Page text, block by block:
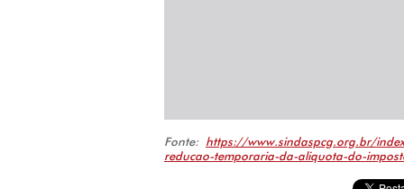
Fonte: https://www.sindaspcg.org.br/
reducao-temporaria-da-aliquota-do-